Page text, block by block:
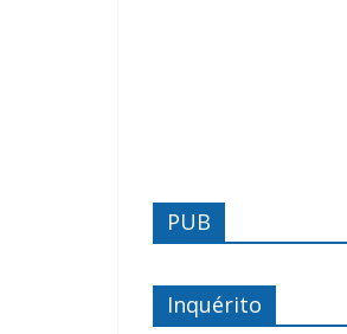
PUB
Inquérito